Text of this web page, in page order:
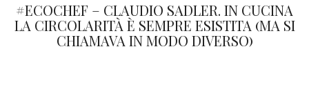
#ECOCHEF – CLAUDIO SADLER. IN CUCINA
LA CIRCOLARITÀ È SEMPRE ESISTITA (MA SI
CHIAMAVA IN MODO DIVERSO)